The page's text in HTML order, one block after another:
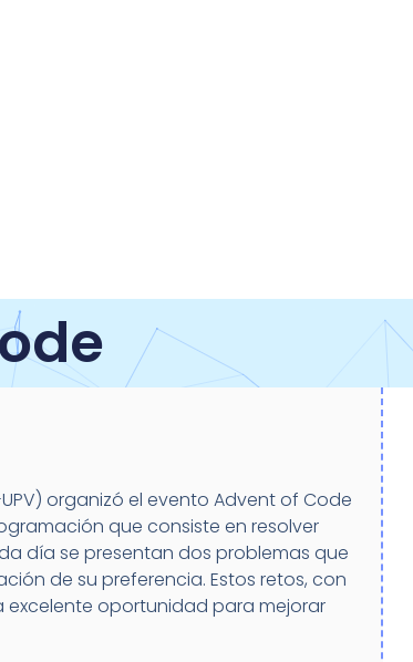
organizó el evento Advent of Code
que consiste en resolver
día se presentan dos problemas que
de su preferencia. Estos retos, con
oportunidad para mejorar